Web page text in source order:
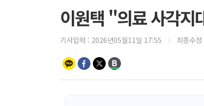
이원택 "의료 사각
기사입력 : 2026년05월11일 17:55 최종수정